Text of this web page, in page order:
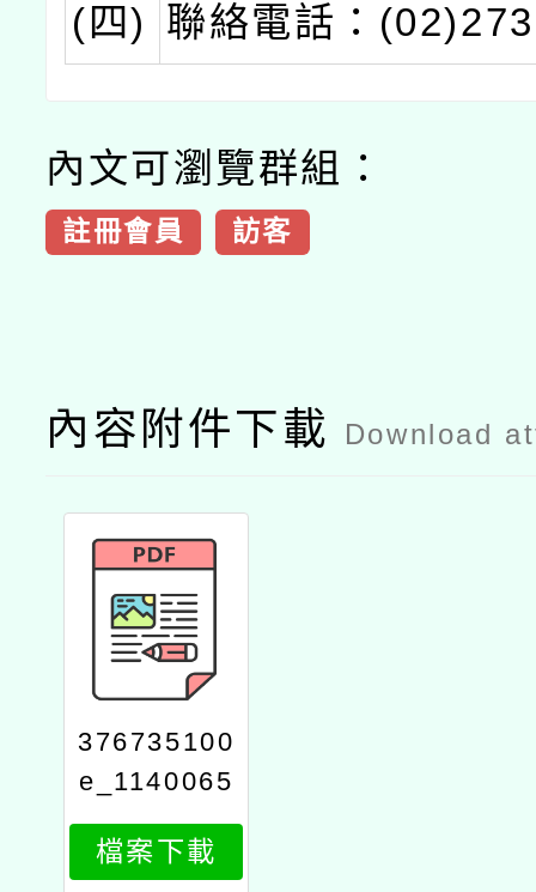
(四) 聯絡電話：
內文可瀏覽群組：
註冊會員 訪客
內容附件下載 Download
376735100
e_1140065
306_attach
1
檔案下載